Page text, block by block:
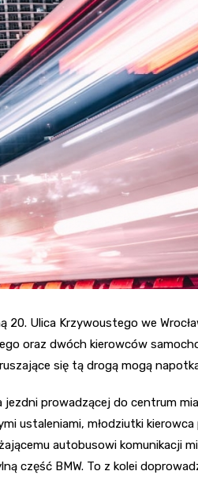
20. Ulica Krzywoustego we
oraz dwóch kierowców
się tą drogą mogą
prowadzącej do centrum
ustaleniami, młodziutki kierowca
autobusowi komunikacji
część BMW. To z kolei